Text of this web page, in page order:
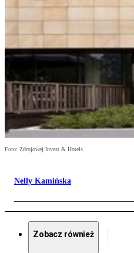
Foto: Zdrojowej Invest & Hotels
Nelly Kamińska
Zobacz również